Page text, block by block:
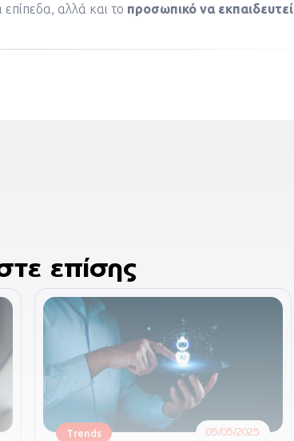
επίπεδα, αλλά και το προσωπικό να εκπαιδευτεί
επίσης
Trends 05/05/2025